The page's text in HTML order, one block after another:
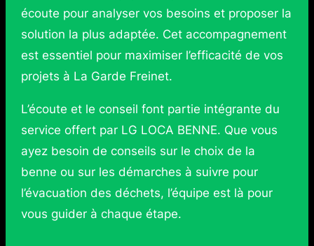
écoute pour analyser vos besoins et proposer la
solution la plus adaptée. Cet accompagnement
est essentiel pour maximiser l’efficacité de vos
projets à La Garde Freinet.
L’écoute et le conseil font partie intégrante du
service offert par LG LOCA BENNE. Que vous
ayez besoin de conseils sur le choix de la
benne ou sur les démarches à suivre pour
l’évacuation des déchets, l’équipe est là pour
vous guider à chaque étape.